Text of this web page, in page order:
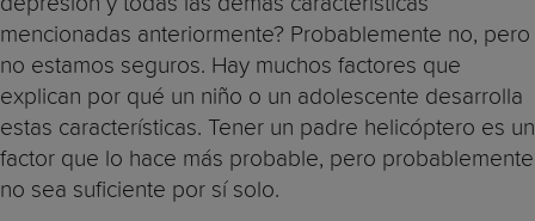
mencionadas anteriormente? Probablemente no, pero
no estamos seguros. Hay muchos factores que
explican por qué un niño o un adolescente desarrolla
estas características. Tener un padre helicóptero es un
factor que lo hace más probable, pero probablemente
no sea suficiente por sí solo.